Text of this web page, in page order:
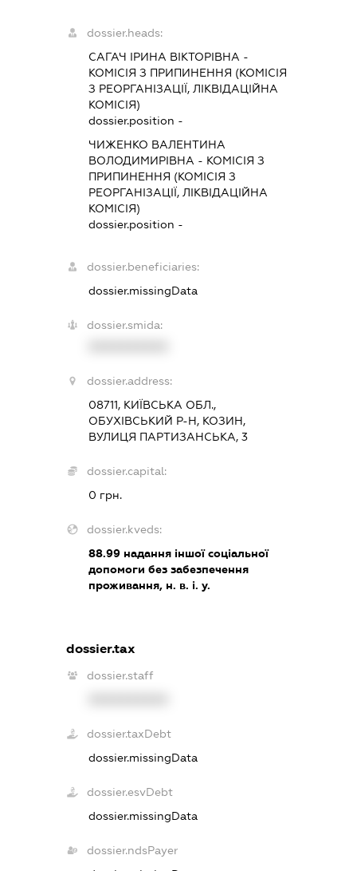
dossier.heads:
САГАЧ ІРИНА ВІКТОРІВНА -
КОМІСІЯ З ПРИПИНЕННЯ (КОМІСІЯ
З РЕОРГАНІЗАЦІЇ, ЛІКВІДАЦІЙНА
КОМІСІЯ)
dossier.position -
ЧИЖЕНКО ВАЛЕНТИНА
ВОЛОДИМИРІВНА - КОМІСІЯ З
ПРИПИНЕННЯ (КОМІСІЯ З
РЕОРГАНІЗАЦІЇ, ЛІКВІДАЦІЙНА
КОМІСІЯ)
dossier.position -
dossier.beneficiaries:
dossier.missingData
dossier.smida:
dossier.address:
08711, КИЇВСЬКА ОБЛ.,
ОБУХІВСЬКИЙ Р-Н, КОЗИН,
ВУЛИЦЯ ПАРТИЗАНСЬКА, 3
dossier.capital:
0 грн.
dossier.kveds:
88.99 надання іншої соціальної
допомоги без забезпечення
проживання, н. в. і. у.
dossier.tax
dossier.staff
dossier.taxDebt
dossier.missingData
dossier.esvDebt
dossier.missingData
dossier.ndsPayer